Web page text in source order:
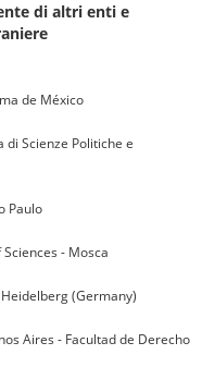
di altri enti e
de México
Scienze Politiche e
Paulo
- Mosca
(Germany)
Aires - Facultad de Derecho